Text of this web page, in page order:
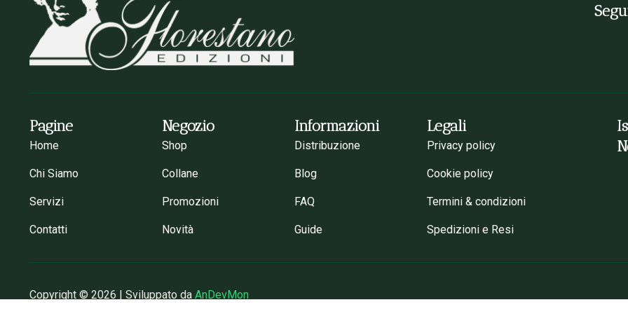
Pagine
Home
Chi Siamo
Servizi
Contatti
Negozio
Shop
Collane
Promozioni
Novità
Informazioni
Distribuzione
Blog
FAQ
Guide
Legali
Privacy policy
Cookie policy
Termini & condizioni
Spedizioni e Resi
Copyright © 2026 | Sviluppato da AnDevMon